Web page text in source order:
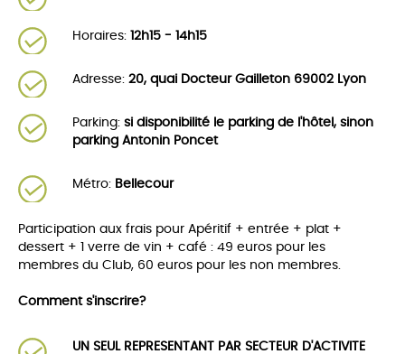
Horaires: 12h15 - 14h15
Adresse: 20, quai Docteur Gailleton 69002 Lyon
Parking: si disponibilité le parking de l'hôtel, sinon
parking Antonin Poncet
Métro: Bellecour
Participation aux frais pour Apéritif + entrée + plat +
dessert + 1 verre de vin + café : 49 euros pour les
membres du Club, 60 euros pour les non membres.
Comment s'inscrire?
UN SEUL REPRESENTANT PAR SECTEUR D'ACTIVITE